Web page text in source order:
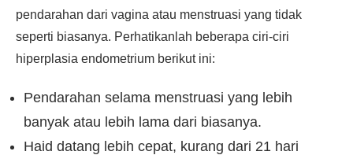
pendarahan dari vagina atau menstruasi yang tidak
seperti biasanya. Perhatikanlah beberapa ciri-ciri
hiperplasia endometrium berikut ini:
Pendarahan selama menstruasi yang lebih
banyak atau lebih lama dari biasanya.
Haid datang lebih cepat, kurang dari 21 hari